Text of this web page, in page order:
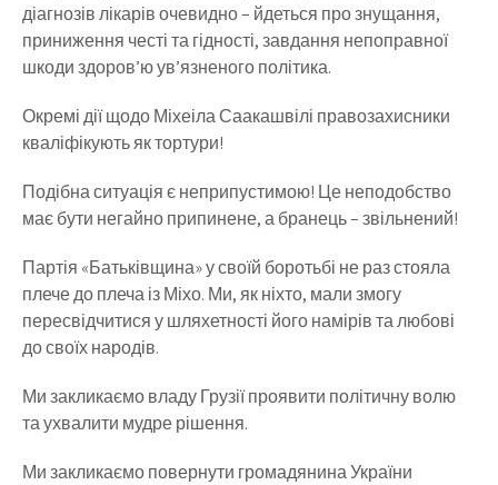
діагнозів лікарів очевидно – йдеться про знущання,
приниження честі та гідності, завдання непоправної
шкоди здоров’ю ув’язненого політика.
Окремі дії щодо Міхеіла Саакашвілі правозахисники
кваліфікують як тортури!
Подібна ситуація є неприпустимою! Це неподобство
має бути негайно припинене, а бранець – звільнений!
Партія «Батьківщина» у своїй боротьбі не раз стояла
плече до плеча із Міхо. Ми, як ніхто, мали змогу
пересвідчитися у шляхетності його намірів та любові
до своїх народів.
Ми закликаємо владу Грузії проявити політичну волю
та ухвалити мудре рішення.
Ми закликаємо повернути громадянина України